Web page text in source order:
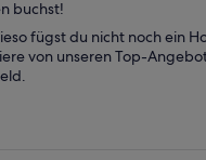
buchst!
fügst du nicht noch ein
von unseren Top-